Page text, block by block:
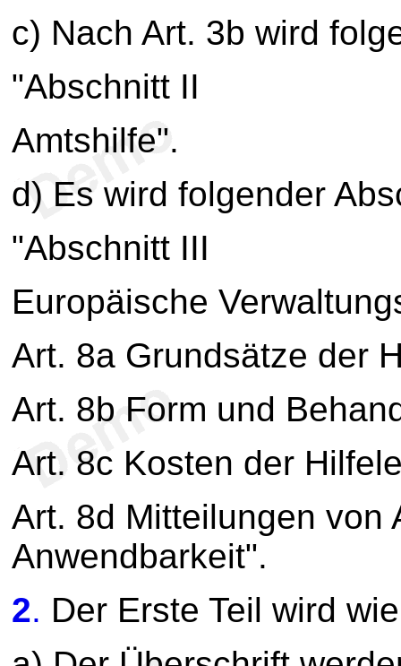
c) Nach Art. 3b wird
"Abschnitt II
Amtshilfe".
d) Es wird folgender
"Abschnitt III
Europäische
Art. 8a Grundsätze der
Art. 8b Form und
Art. 8c Kosten der
Art. 8d Mitteilungen von
Anwendbarkeit".
2. Der Erste Teil wird